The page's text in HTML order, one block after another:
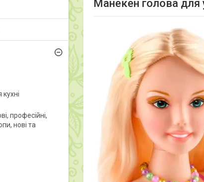
Манекен голова для
професійні,
нові та